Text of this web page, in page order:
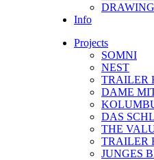
Info
Projects
SOMNI
NEST
TRAILER
DAME
DAS
THE
TRAILER
JUNGES